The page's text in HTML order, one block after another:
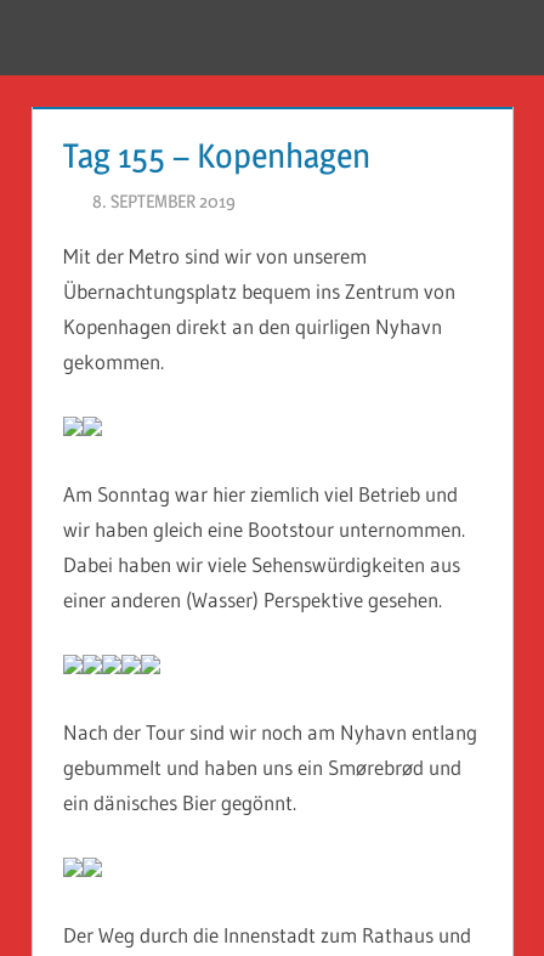
Guckloch
Geheimrat
auf
Reisen
Tag 155 – Kopenhagen
8. SEPTEMBER 2019
Mit der Metro sind wir von unserem
Übernachtungsplatz bequem ins Zentrum von
Kopenhagen direkt an den quirligen Nyhavn
gekommen.
Am Sonntag war hier ziemlich viel Betrieb und
wir haben gleich eine Bootstour unternommen.
Dabei haben wir viele Sehenswürdigkeiten aus
einer anderen (Wasser) Perspektive gesehen.
Nach der Tour sind wir noch am Nyhavn entlang
gebummelt und haben uns ein Smørebrød und
ein dänisches Bier gegönnt.
Der Weg durch die Innenstadt zum Rathaus und